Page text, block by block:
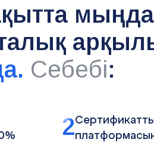
Себебі:
2